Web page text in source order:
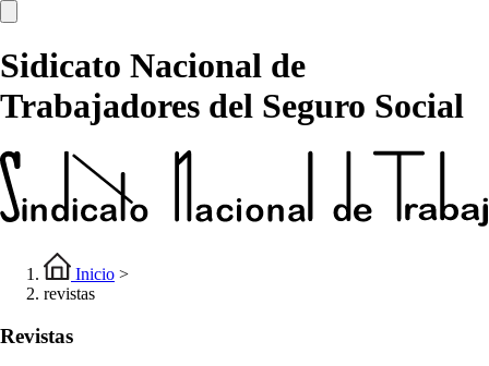
Sidicato Nacional de
Trabajadores del Seguro Social
Inicio >
revistas
Revistas